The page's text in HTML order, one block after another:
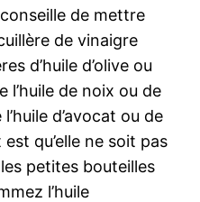
de mettre
de vinaigre
d’huile d’olive ou
l’huile de noix ou de
d’avocat ou de
est qu’elle ne soit pas
petites bouteilles
l’huile